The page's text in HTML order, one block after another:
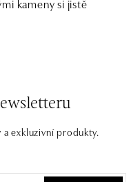
kameny si jistě
exkluzivní produkty.